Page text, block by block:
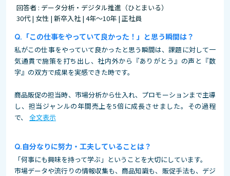
回答者 : データ分析・デジタル推進（ひとまいる）
30代 | 女性 | 新卒入社 | 4年～10年 | 正社員
「この仕事をやっていて良かった！」と思う瞬間は？
私がこの仕事をやっていて良かったと思う瞬間は、課題に対して一
気通貫で施策を打ち出し、社内外から『ありがとう』の声と『数
字』の双方で成果を実感できた時です。
商品販促の担当時、市場分析から仕入れ、プロモーションまで主導
し、担当ジャンルの年間売上を5倍に成長させました。その過程
で、
全文表示
自分なりに努力・工夫していることは？
「何事にも興味を持って学ぶ」ということを大切にしています。
市場データや流行りの情報収集も、商品知識も、販促手法も、デジ